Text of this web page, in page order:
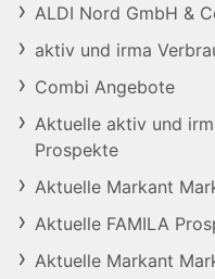
ALDI Nord GmbH &
aktiv und irma
Combi Angebote
Aktuelle aktiv und
Prospekte
Aktuelle Markant
Aktuelle FAMILA
Aktuelle Markant